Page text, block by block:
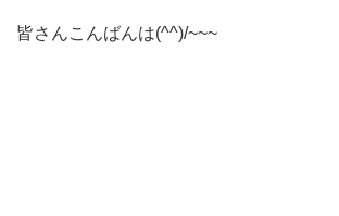
皆さんこんばんは(^^)/~~~